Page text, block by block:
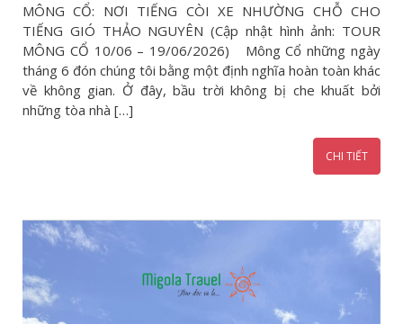
MÔNG CỔ: NƠI TIẾNG CÒI XE NHƯỜNG CHỖ CHO
TIẾNG GIÓ THẢO NGUYÊN (Cập nhật hình ảnh: TOUR
MÔNG CỔ 10/06 – 19/06/2026) Mông Cổ những ngày
tháng 6 đón chúng tôi bằng một định nghĩa hoàn toàn khác
về không gian. Ở đây, bầu trời không bị che khuất bởi
những tòa nhà […]
CHI TIẾT